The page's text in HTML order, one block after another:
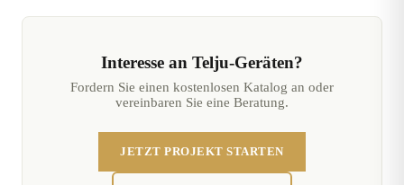
Interesse an Telju-Geräten?
Fordern Sie einen kostenlosen Katalog an oder
vereinbaren Sie eine Beratung.
JETZT PROJEKT STARTEN